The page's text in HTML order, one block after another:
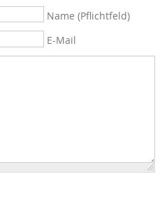
Name (Pflichtfeld)
E-Mail